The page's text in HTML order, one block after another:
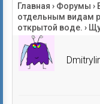
Главная › Форумы ›
отдельным видам
открытой воде. ›